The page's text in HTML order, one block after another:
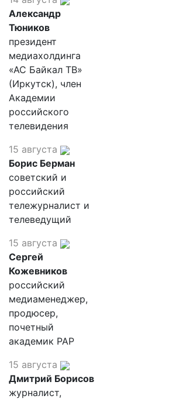
Александр
Тюников
президент
медиахолдинга
«АС Байкал ТВ»
(Иркутск), член
Академии
российского
телевидения
15 августа
Борис Берман
советский и
российский
тележурналист и
телеведущий
15 августа
Сергей
Кожевников
российский
медиаменеджер,
продюсер,
почетный
академик РАР
15 августа
Дмитрий Борисов
журналист,